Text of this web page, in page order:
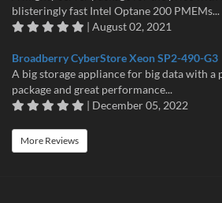
blisteringly fast Intel Optane 200 PMEMs...
| August 02, 2021
Broadberry CyberStore Xeon SP2-490-G3
A big storage appliance for big data with
package and great performance...
| December 05, 2022
More Reviews